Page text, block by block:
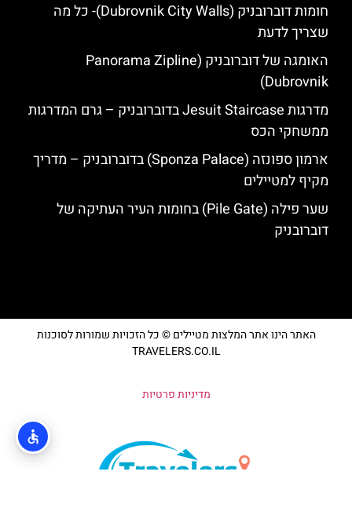
חומות דוברובניק (Dubrovnik City Walls)- כל מה
שצריך לדעת
האומגה של דוברובניק (Panorama Zipline
Dubrovnik)
מדרגות Jesuit Staircase בדוברובניק – גרם המדרגות
ממשחקי הכס
ארמון ספונזה (Sponza Palace) בדוברובניק – מדריך
מקיף למטיילים
שער פילה (Pile Gate) בחומות העיר העתיקה של
דוברובניק
האתר הינו אתר המלצות מטיילים © כל הזכויות שמורות לסוכנות
TRAVELERS.CO.IL
מדיניות פרטיות